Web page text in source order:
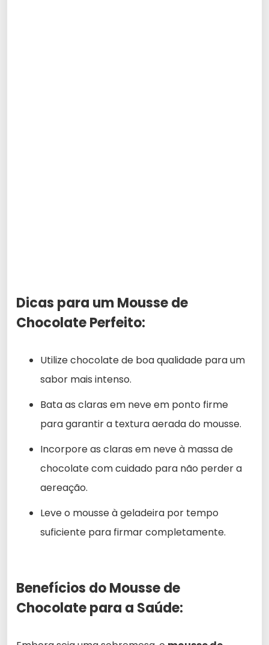
Dicas para um Mousse de
Chocolate Perfeito:
Utilize chocolate de boa qualidade para um
sabor mais intenso.
Bata as claras em neve em ponto firme
para garantir a textura aerada do mousse.
Incorpore as claras em neve à massa de
chocolate com cuidado para não perder a
aereação.
Leve o mousse à geladeira por tempo
suficiente para firmar completamente.
Benefícios do Mousse de
Chocolate para a Saúde: